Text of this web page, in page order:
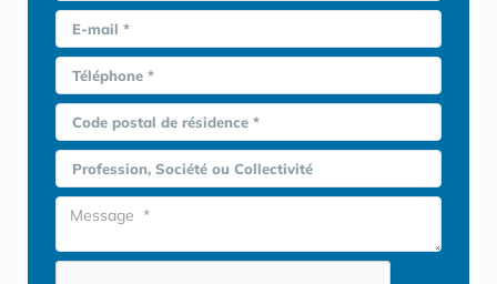
E-mail *
Téléphone *
Code postal de résidence *
Profession, Société ou Collectivité